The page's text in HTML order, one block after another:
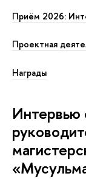
Приём 2026:
Проектная
Награды
Интервью